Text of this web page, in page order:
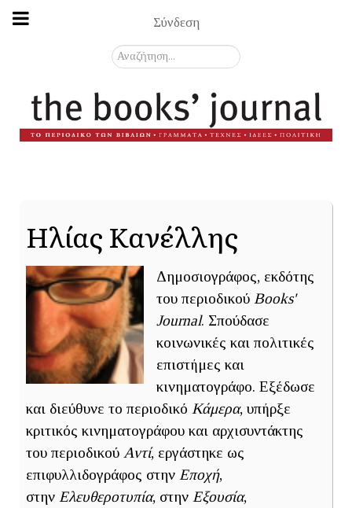
Σύνδεση
Αναζήτηση...
Ηλίας Κανέλλης
Δημοσιογράφος, εκδότης
του περιοδικού Books'
Journal. Σπούδασε
κοινωνικές και πολιτικές
επιστήμες και
κινηματογράφο. Εξέδωσε
και διεύθυνε το περιοδικό Κάμερα, υπήρξε
κριτικός κινηματογράφου και αρχισυντάκτης
του περιοδικού Αντί, εργάστηκε ως
επιφυλλιδογράφος στην Εποχή,
στην Ελευθεροτυπία, στην Εξουσία,